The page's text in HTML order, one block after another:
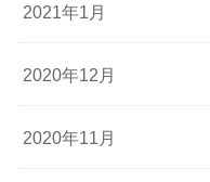
2021年1月
2020年12月
2020年11月